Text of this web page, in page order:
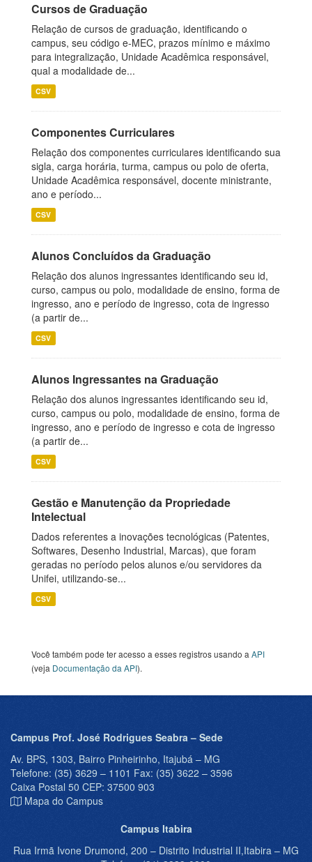
Cursos de Graduação
Relação de cursos de graduação, identificando o
campus, seu código e-MEC, prazos mínimo e máximo
para integralização, Unidade Acadêmica responsável,
qual a modalidade de...
CSV
Componentes Curriculares
Relação dos componentes curriculares identificando sua
sigla, carga horária, turma, campus ou polo de oferta,
Unidade Acadêmica responsável, docente ministrante,
ano e período...
CSV
Alunos Concluídos da Graduação
Relação dos alunos ingressantes identificando seu id,
curso, campus ou polo, modalidade de ensino, forma de
ingresso, ano e período de ingresso, cota de ingresso
(a partir de...
CSV
Alunos Ingressantes na Graduação
Relação dos alunos ingressantes identificando seu id,
curso, campus ou polo, modalidade de ensino, forma de
ingresso, ano e período de ingresso e cota de ingresso
(a partir de...
CSV
Gestão e Manutenção da Propriedade
Intelectual
Dados referentes a inovações tecnológicas (Patentes,
Softwares, Desenho Industrial, Marcas), que foram
geradas no período pelos alunos e/ou servidores da
Unifei, utilizando-se...
CSV
Você também pode ter acesso a esses registros usando a API
(veja Documentação da API).
Campus Prof. José Rodrigues Seabra – Sede
Av. BPS, 1303, Bairro Pinheirinho, Itajubá – MG
Telefone: (35) 3629 – 1101 Fax: (35) 3622 – 3596
Caixa Postal 50 CEP: 37500 903
Mapa do Campus
Campus Itabira
Rua Irmã Ivone Drumond, 200 – Distrito Industrial II,Itabira – MG